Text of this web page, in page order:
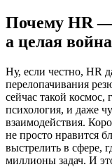
Почему HR —
а целая
Ну, если честно, HR
перелопачивания
сейчас такой космос,
психология, и даже
взаимодействия.
не просто нравится
выстрелить в сфере,
миллионы задач. И